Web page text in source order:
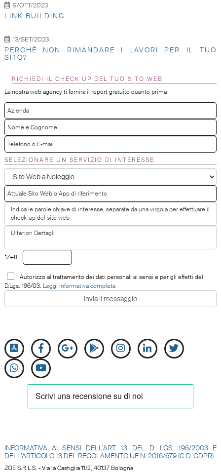
9/OTT/2023
LINK BUILDING
13/SET/2023
PERCHÉ NON RIMANDARE I LAVORI PER IL TUO
SITO?
RICHIEDI IL CHECK UP DEL TUO SITO WEB
La nostra web agency ti fornirà il report gratuito quanto prima
SELEZIONARE UN SERVIZIO DI INTERESSE
17+8=
Autorizzo al trattamento dei dati personali ai sensi e per gli effetti del
D.Lgs. 196/03. Leggi informativa completa
INFORMATIVA AI SENSI DELL’ART. 13 DEL D. LGS. 196/2003 E
DELL’ARTICOLO 13 DEL REGOLAMENTO UE N.2016/679 (C.D. GDPR)
ZOE S.R.L.S. - Via la Castiglia 11/2, 40137 Bologna